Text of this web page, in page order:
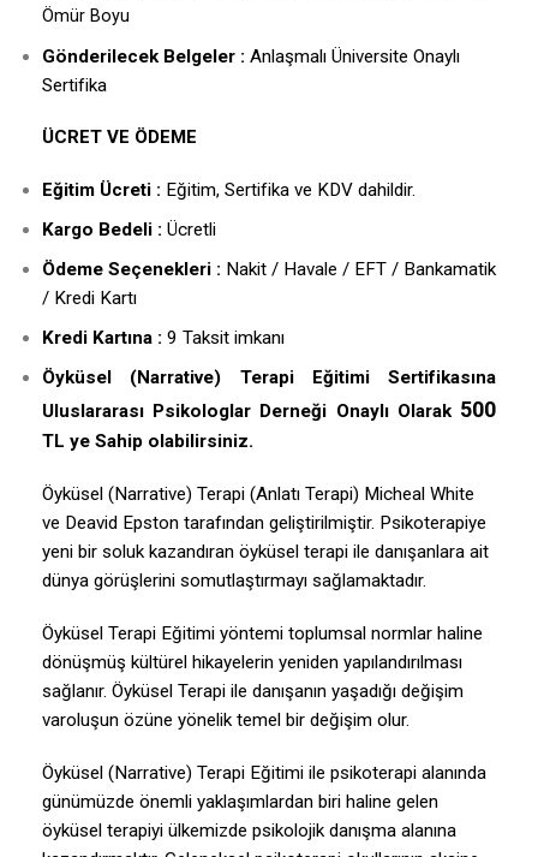
Ömür Boyu
Gönderilecek Belgeler : Anlaşmalı Üniversite Onaylı
Sertifika
ÜCRET VE ÖDEME
Eğitim Ücreti : Eğitim, Sertifika ve KDV dahildir.
Kargo Bedeli : Ücretli
Ödeme Seçenekleri : Nakit / Havale / EFT / Bankamatik
/ Kredi Kartı
Kredi Kartına : 9 Taksit imkanı
Öyküsel (Narrative) Terapi Eğitimi Sertifikasına
Uluslararası Psikologlar Derneği Onaylı Olarak 500
TL ye Sahip olabilirsiniz.
Öyküsel (Narrative) Terapi (Anlatı Terapi) Micheal White
ve Deavid Epston tarafından geliştirilmiştir. Psikoterapiye
yeni bir soluk kazandıran öyküsel terapi ile danışanlara ait
dünya görüşlerini somutlaştırmayı sağlamaktadır.
Öyküsel Terapi Eğitimi yöntemi toplumsal normlar haline
dönüşmüş kültürel hikayelerin yeniden yapılandırılması
sağlanır. Öyküsel Terapi ile danışanın yaşadığı değişim
varoluşun özüne yönelik temel bir değişim olur.
Öyküsel (Narrative) Terapi Eğitimi ile psikoterapi alanında
günümüzde önemli yaklaşımlardan biri haline gelen
öyküsel terapiyi ülkemizde psikolojik danışma alanına